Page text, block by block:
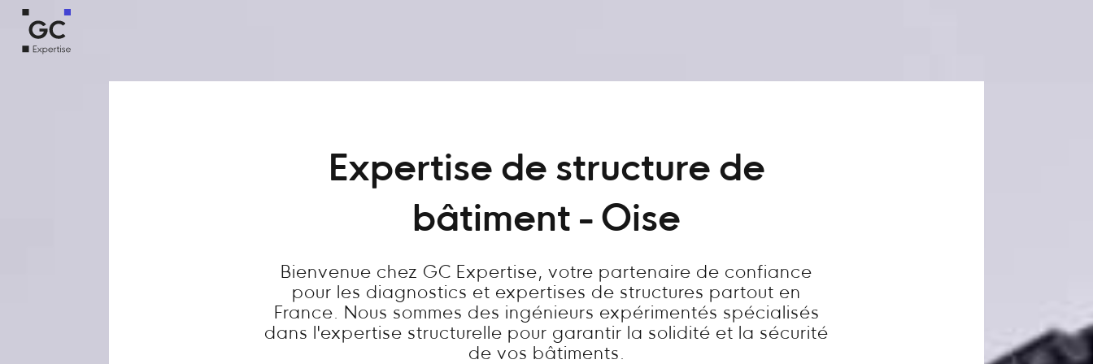
Expertise de structure de
bâtiment - Oise
Bienvenue chez GC Expertise, votre partenaire de confiance
pour les diagnostics et expertises de structures partout en
France. Nous sommes des ingénieurs expérimentés spécialisés
dans l'expertise structurelle pour garantir la solidité et la sécurité
de vos bâtiments.